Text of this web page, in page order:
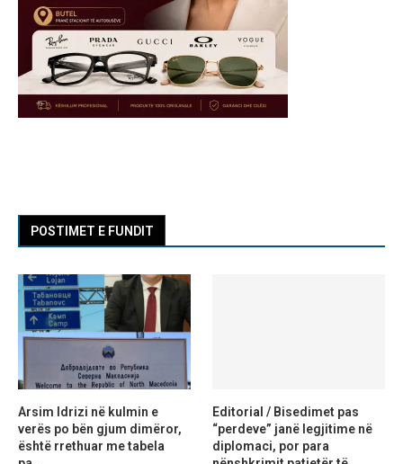
POSTIMET E FUNDIT
Arsim Idrizi në kulmin e
verës po bën gjum dimëror,
është rrethuar me tabela
Editorial / Bisedimet pas
“perdeve” janë legjitime në
diplomaci, por para